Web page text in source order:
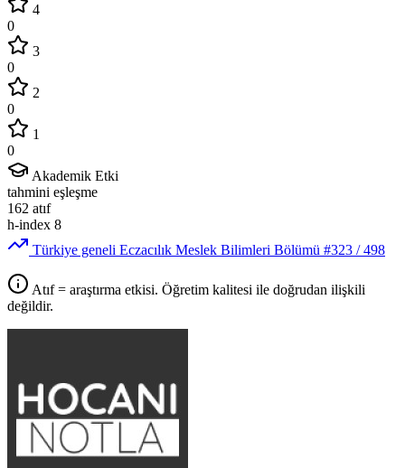
4
0
3
0
2
0
1
0
Akademik Etki
tahmini eşleşme
162 atıf
h-index 8
Türkiye geneli Eczacılık Meslek Bilimleri Bölümü #323 / 498
Atıf = araştırma etkisi. Öğretim kalitesi ile doğrudan ilişkili
değildir.